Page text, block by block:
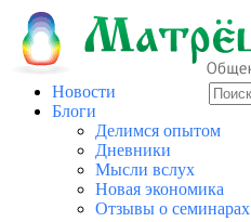
Новости
Блоги
Делимся опытом
Дневники
Мысли вслух
Новая экономика
Отзывы о семинарах